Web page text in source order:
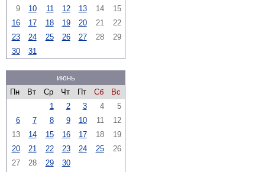
9
10 11 12 13 14
15
16
17 18 19 20 21
22
23
24 25 26 27 28
29
30
31
июнь
Пн
Вт Ср Чт Пт Сб
Вс
1
2 3 4
5
6
7 8 9 10 11
12
13
14 15 16 17 18
19
20
21 22 23 24 25
26
27
28 29 30